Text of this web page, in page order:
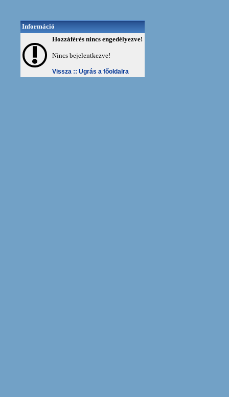
Információ
Hozzáférés nincs engedélyezve!
Nincs bejelentkezve!
Vissza :: Ugrás a főoldalra